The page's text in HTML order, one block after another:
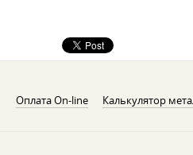
Оплата On-line Калькулятор